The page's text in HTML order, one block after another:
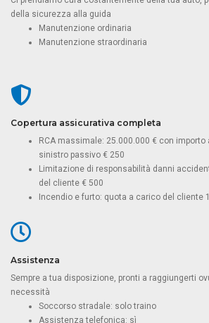
della sicurezza alla guida
Manutenzione ordinaria
Manutenzione straordinaria
Copertura assicurativa completa
RCA massimale: 25.000.000 € con
sinistro passivo € 250
Limitazione di responsabilità danni
del cliente € 500
Incendio e furto: quota a carico del cliente
Assistenza
Sempre a tua disposizione, pronti a raggiungerti
necessità
Soccorso stradale: solo traino
Assistenza telefonica: sì